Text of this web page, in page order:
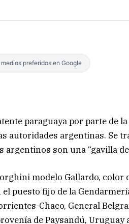
preferidos en Google
paraguaya por parte de
argentinas. Se
son una “gavilla
modelo Gallardo, color
puesto fijo de la
Chaco, General
de Paysandú, Uruguay